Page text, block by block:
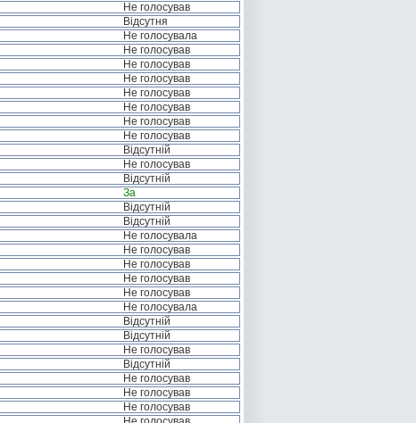
Не голосував
Відсутня
Не голосувала
Не голосував
Не голосував
Не голосував
Не голосував
Не голосував
Не голосував
Не голосував
Відсутній
Не голосував
Відсутній
За
Відсутній
Відсутній
Не голосувала
Не голосував
Не голосував
Не голосував
Не голосував
Не голосувала
Відсутній
Відсутній
Не голосував
Відсутній
Не голосував
Не голосував
Не голосував